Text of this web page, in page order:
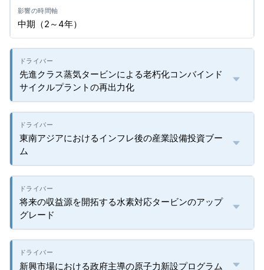
中期（2～4年）
先進クラス蒸気タービンによる老朽化コンバインド
サイクルプラントの再出力化
東南アジアにおけるインフレ後の産業設備投資ブー
ム
将来の収益源を開拓する水素対応タービンのアップ
グレード
新興市場における政府主導の原子力新設プログラム